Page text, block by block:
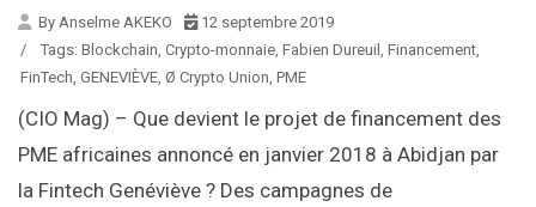
By Anselme AKEKO
12 septembre 2019
/
Tags: Blockchain Crypto-monnaie Fabien Dureuil Financement
FinTech GENEVIÈVE Ø Crypto Union PME
(CIO Mag) – Que devient le projet de financement des
PME africaines annoncé en janvier 2018 à Abidjan par
la Fintech Genéviève ? Des campagnes de